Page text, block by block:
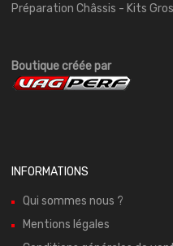
Préparation Châssis - Kits
Boutique créée par
INFORMATIONS
Qui sommes nous ?
Mentions légales